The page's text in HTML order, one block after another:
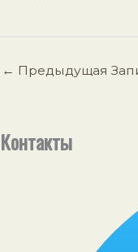
← Предыдущая
Контакты